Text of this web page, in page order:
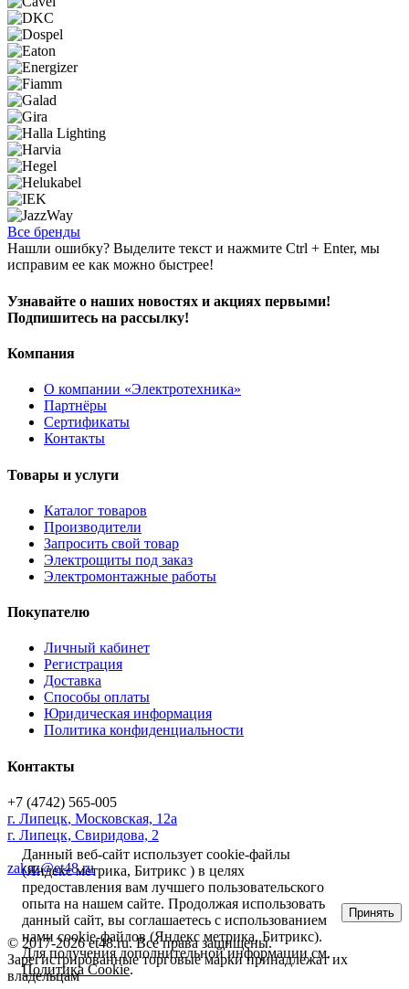
Все бренды
Нашли ошибку? Выделите текст и нажмите Ctrl + Enter, мы
исправим ее как можно быстрее!
Узнавайте о наших новостях и акциях первыми!
Подпишитесь на рассылку!
Компания
О компании «Электротехника»
Партнёры
Сертификаты
Контакты
Товары и услуги
Каталог товаров
Производители
Запросить свой товар
Электрощиты под заказ
Электромонтажные работы
Покупателю
Личный кабинет
Регистрация
Доставка
Способы оплаты
Юридическая информация
Политика конфиденциальности
Контакты
+7 (4742) 565-005
г. Липецк, Московская, 12а
г. Липецк, Свиридова, 2
zakaz@et48.ru
© 2017-2026 et48.ru. Все права защищены.
Зарегистрированные торговые марки принадлежат их
владельцам
Данный веб-сайт использует cookie-файлы
(Яндекс метрика, Битрикс ) в целях
предоставления вам лучшего пользовательского
опыта на нашем сайте. Продолжая использовать
данный сайт, вы соглашаетесь с использованием
нами cookie-файлов (Яндекс метрика, Битрикс).
Для получения дополнительной информации см.
Политика Cookie.
Принять